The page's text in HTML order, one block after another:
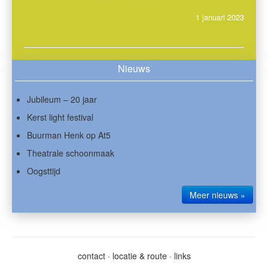
1 januari 2023
Nieuws
Jubileum – 20 jaar
Kerst light festival
Buurman Henk op At5
Theatrale schoonmaak
Oogsttijd
Meer nieuws »
contact· locatie & route· links